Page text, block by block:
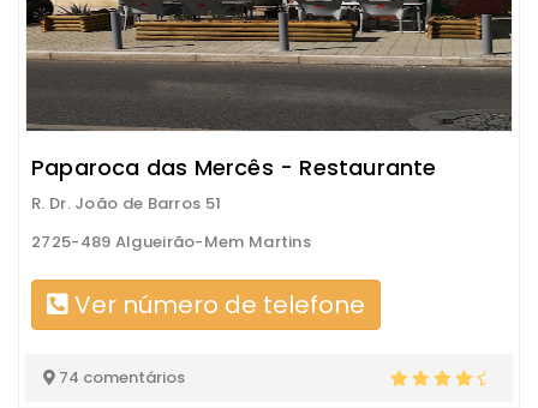
Paparoca das Mercês - Restaurante
R. Dr. João de Barros 51
2725-489 Algueirão-Mem Martins
Ver número de telefone
74 comentários